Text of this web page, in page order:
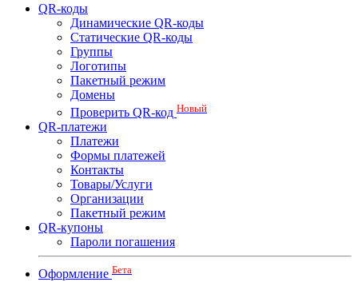
QR-коды
Динамические QR-коды
Статические QR-коды
Группы
Логотипы
Пакетный режим
Домены
Проверить QR-код Новый
QR-платежи
Платежи
Формы платежей
Контакты
Товары/Услуги
Организации
Пакетный режим
QR-купоны
Пароли погашения
Оформление Бета